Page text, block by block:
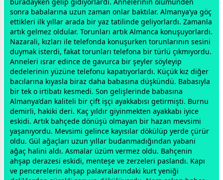
buradayken gelip gidiyorlardı. Annelerinin ölümünden
sonra babalarına uzun zaman onlar baktılar. Almanya’ya göç
ettikleri ilk yıllar arada bir yaz tatilinde geliyorlardı. Zamanla
artık gelmez oldular. Torunları artık Almanca konuşuyorlardı.
Nazarali, kızları ile telefonda konuşurken torunlarının sesini
duymak isterdi, fakat torunları telefona bir türlü çıkmıyordu.
Anneleri ısrar edince de gavurca bir şeyler söyleyip
dedelerinin yüzüne telefonu kapatıyorlardı. Küçük kız diğer
bacılarına kıyasla biraz daha babasına düşkündü. Babasıyla
bir tek o irtibatı kesmedi. Son gelişlerinde babasına
Almanya’dan kaliteli bir çift işçi ayakkabısı getirmişti. Burnu
demirli, hakiki deri. Kaç yıldır giyinmekten ayakkabı iyice
eskidi. Artık bahçede dönüşü olmayan bir hazan mevsimi
yaşanıyordu. Mevsimi gelince kayısılar dökülüp yerde çürür
oldu. Gül ağaçları uzun yıllar budanmadığından yabani
ağaç halini aldı. Asmalar üzüm vermez oldu. Bahçenin
ahşap derazesi eskidi, menteşe ve zerzeleri paslandı. Kapı
ve pencerelerin ahşap palavralarındaki kurt yeniği